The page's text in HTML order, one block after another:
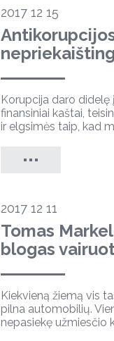
2017 12 15
Korupcija daro didelę
finansiniai kaštai,
ir elgsimės taip, kad
2017 12 11
Tomas
blogas
Kiekvieną žiemą vis
pilna automobilių.
nepasiekę užmiesčio